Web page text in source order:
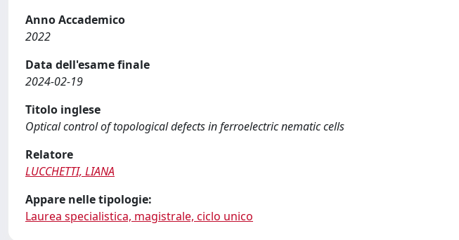
Anno Accademico
2022
Data dell'esame finale
2024-02-19
Titolo inglese
Optical control of topological defects in ferroelectric nematic cells
Relatore
LUCCHETTI, LIANA
Appare nelle tipologie:
Laurea specialistica, magistrale, ciclo unico